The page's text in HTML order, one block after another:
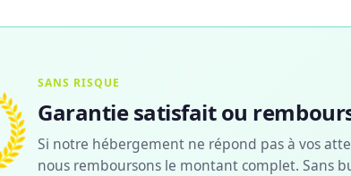
SANS RISQUE
Garantie satisfait ou
Si notre hébergement ne répond pas à vos
nous remboursons le montant complet. Sans